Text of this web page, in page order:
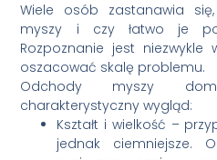
Wiele osób zastanawia
myszy i czy łatwo je
Rozpoznanie jest niezwykle
oszacować skalę problemu.
Odchody myszy
charakterystyczny wygląd:
Kształt i wielkość –
jednak ciemniejsze.